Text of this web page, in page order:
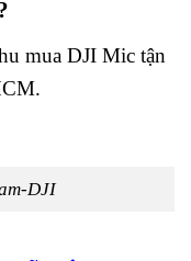
mua DJI Mic tận
DJI